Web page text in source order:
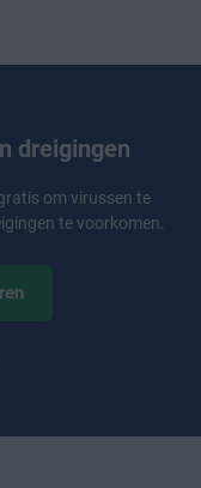
dreigingen
om virussen te
te voorkomen.